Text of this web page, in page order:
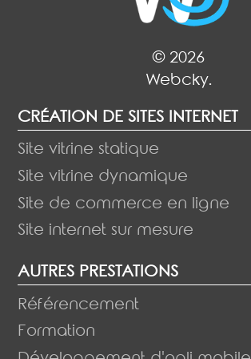
© 2026
Webcky.
CRÉATION DE SITES INTERNET
Site vitrine statique
Site vitrine dynamique
Site de commerce en ligne
Site internet sur mesure
AUTRES PRESTATIONS
Référencement
Formation